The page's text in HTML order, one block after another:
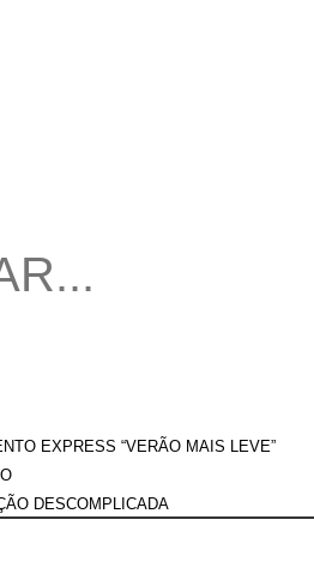
EXPRESS “VERÃO MAIS LEVE”
DESCOMPLICADA